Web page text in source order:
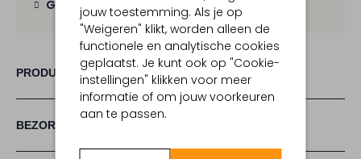
jouw toestemming. Als je op
"Weigeren" klikt, worden alleen de
functionele en analytische cookies
geplaatst. Je kunt ook op "Cookie-
instellingen" klikken voor meer
informatie of om jouw voorkeuren
aan te passen.
Gratis retour binnen 30 dagen
PRODUCT INFORMATIE
BEZORGEN & RETOURNEREN